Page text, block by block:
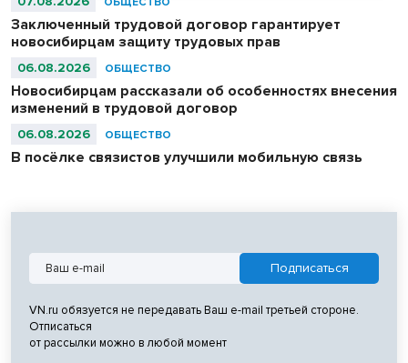
Заключенный трудовой договор гарантирует
новосибирцам защиту трудовых прав
06.08.2026 ОБЩЕСТВО
Новосибирцам рассказали об особенностях внесения
изменений в трудовой договор
06.08.2026 ОБЩЕСТВО
В посёлке связистов улучшили мобильную связь
VN.ru обязуется не передавать Ваш e-mail третьей стороне.
Отписаться
от рассылки можно в любой момент